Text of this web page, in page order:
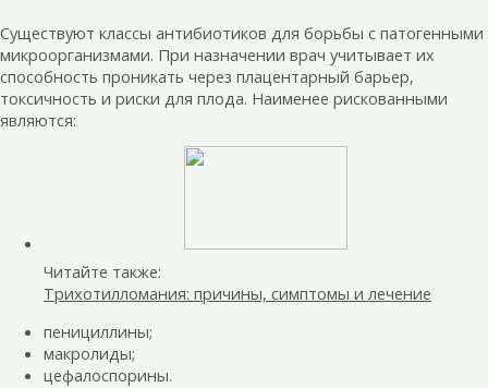
Существуют классы антибиотиков для борьбы с патогенными
микроорганизмами. При назначении врач учитывает их
способность проникать через плацентарный барьер,
токсичность и риски для плода. Наименее рискованными
являются:
Читайте также:
Трихотилломания: причины, симптомы и лечение
пенициллины;
макролиды;
цефалоспорины.